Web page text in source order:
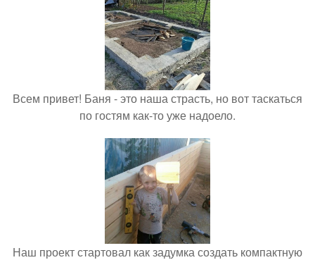
Всем привет! Баня - это наша страсть, но вот таскаться
по гостям как-то уже надоело.
Наш проект стартовал как задумка создать компактную